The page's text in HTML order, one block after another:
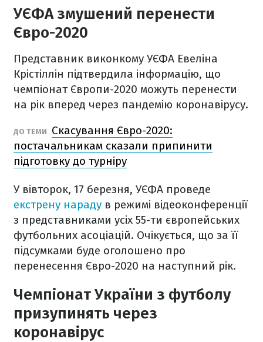
УЄФА змушений перенести
Євро-2020
Представник виконкому УЄФА Евеліна
Крістіллін підтвердила інформацію, що
чемпіонат Європи-2020 можуть перенести
на рік вперед через пандемію коронавірусу.
ДО ТЕМИ
Скасування Євро-2020:
постачальникам сказали припинити
підготовку до турніру
У вівторок, 17 березня, УЄФА проведе
екстрену нараду в режимі відеоконференції
з представниками усіх 55-ти європейських
футбольних асоціацій. Очікується, що за її
підсумками буде оголошено про
перенесення Євро-2020 на наступний рік.
Чемпіонат України з футболу
призупинять через
коронавірус